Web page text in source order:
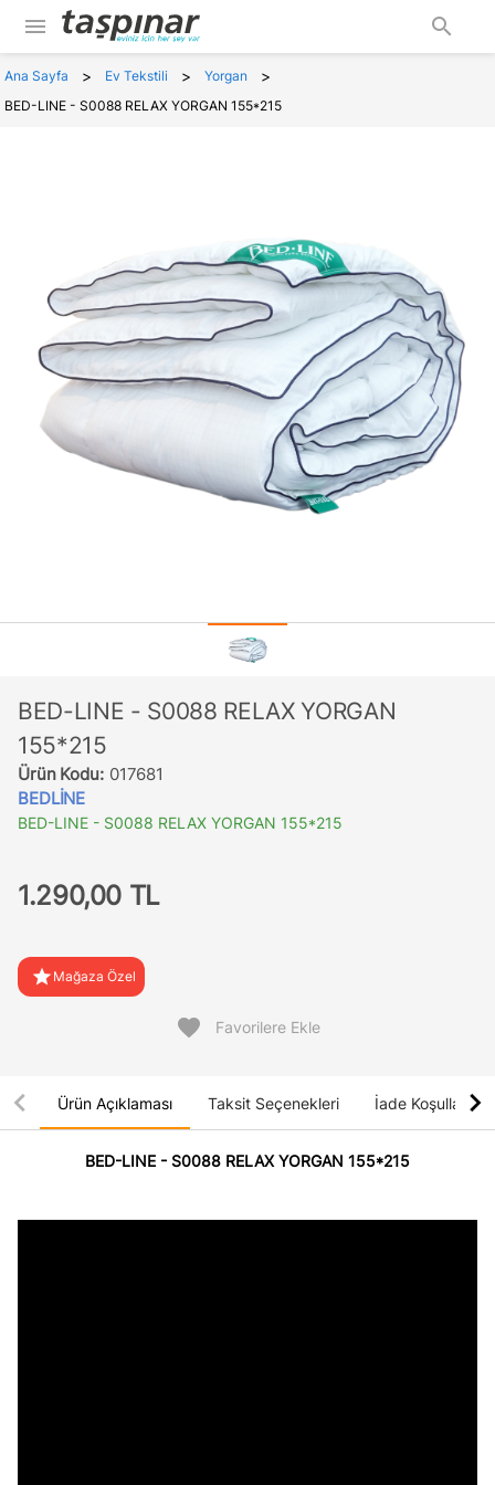
menu search
Ana Sayfa > Ev Tekstili > Yorgan >
BED-LINE - S0088 RELAX YORGAN 155*215
BED-LINE - S0088 RELAX YORGAN
155*215
Ürün Kodu: 017681
BEDLİNE
BED-LINE - S0088 RELAX YORGAN 155*215
1.290,00 TL
star Mağaza Özel
favorite Favorilere Ekle
Ürün Açıklaması Taksit Seçenekleri İade Koşulları
chevron_left chevron_right
BED-LINE - S0088 RELAX YORGAN 155*215